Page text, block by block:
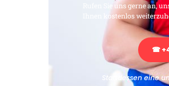
Rufen Sie uns gerne an,
Ihnen kostenlos
☎
Stattdessen eine